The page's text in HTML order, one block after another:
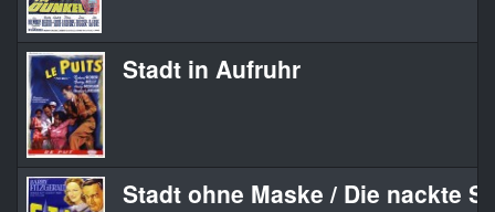
Stadt in Aufruhr
Stadt ohne Maske / Die nackte